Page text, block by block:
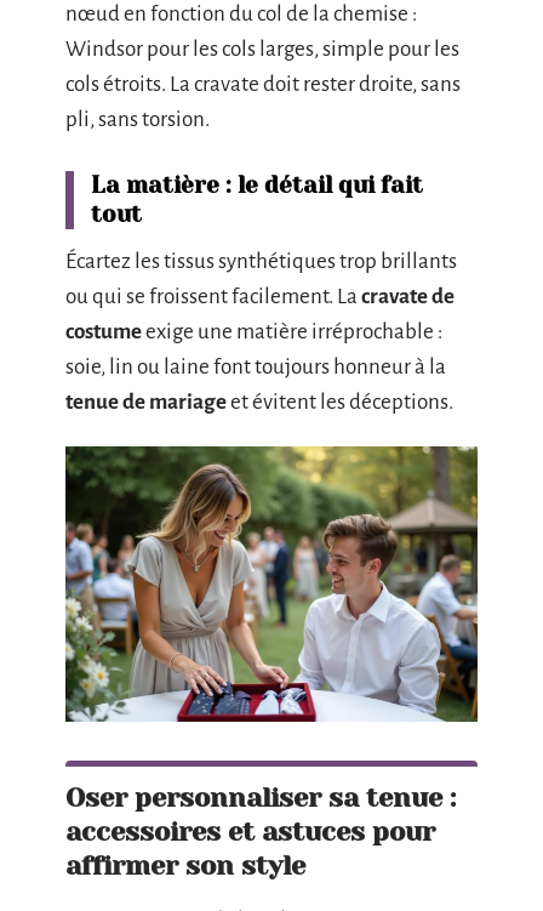
nœud en fonction du col de la chemise :
Windsor pour les cols larges, simple pour les
cols étroits. La cravate doit rester droite, sans
pli, sans torsion.
La matière : le détail qui fait
tout
Écartez les tissus synthétiques trop brillants
ou qui se froissent facilement. La cravate de
costumeexige une matière irréprochable :
soie, lin ou laine font toujours honneur à la
tenue de mariageet évitent les déceptions.
Oser personnaliser sa tenue :
accessoires et astuces pour
affirmer son style